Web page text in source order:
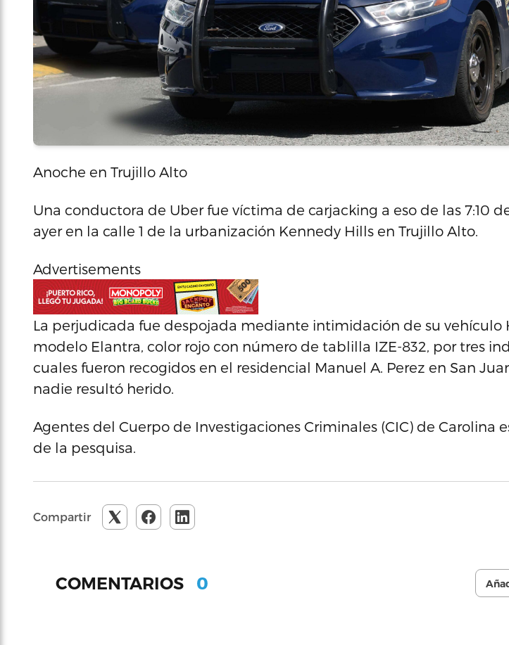
Anoche en Trujillo Alto
Una conductora de Uber fue víctima de carjacking a eso de las 7:10
ayer en la calle 1 de la urbanización Kennedy Hills en Trujillo Alto.
Advertisements
La perjudicada fue despojada mediante intimidación de su vehículo
modelo Elantra, color rojo con número de tablilla IZE-832, por tres
cuales fueron recogidos en el residencial Manuel A. Perez en San
nadie resultó herido.
Agentes del Cuerpo de Investigaciones Criminales (CIC) de Carolina
de la pesquisa.
Compartir
COMENTARIOS 0